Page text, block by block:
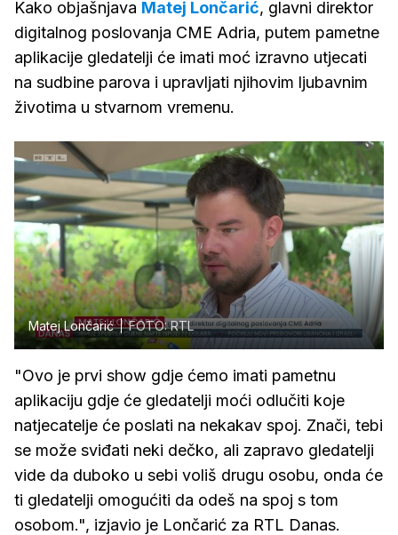
Kako objašnjava Matej Lončarić, glavni direktor
digitalnog poslovanja CME Adria, putem pametne
aplikacije gledatelji će imati moć izravno utjecati
na sudbine parova i upravljati njihovim ljubavnim
životima u stvarnom vremenu.
Matej Lončarić FOTO: RTL
"Ovo je prvi show gdje ćemo imati pametnu
aplikaciju gdje će gledatelji moći odlučiti koje
natjecatelje će poslati na nekakav spoj. Znači, tebi
se može sviđati neki dečko, ali zapravo gledatelji
vide da duboko u sebi voliš drugu osobu, onda će
ti gledatelji omogućiti da odeš na spoj s tom
osobom.", izjavio je Lončarić za RTL Danas.